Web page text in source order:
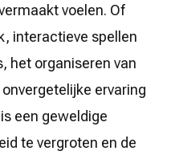
voelen. Of
interactieve spellen
het organiseren van
ervaring
een geweldige
te vergroten en de